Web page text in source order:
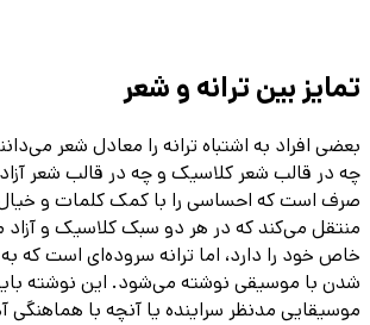
تمایز بین ترانه و شعر
بعضی افراد به اشتباه ترانه را معادل شعر
چه در قالب شعر کلاسیک و چه در قالب شعر
صرف است که احساسی را با کمک کلمات و
منتقل می‌کند که در هر دو سبک کلاسیک و
خاص خود را دارد، اما ترانه سروده‌ای است
شدن با موسیقی نوشته می‌شود. این نوشته باید
موسیقایی مدنظر سراینده یا آنچه با هماهنگی